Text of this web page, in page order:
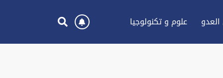
علوم و تكنولوجيا